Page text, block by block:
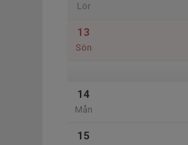
Lör
13
Sön
14
Mån
15